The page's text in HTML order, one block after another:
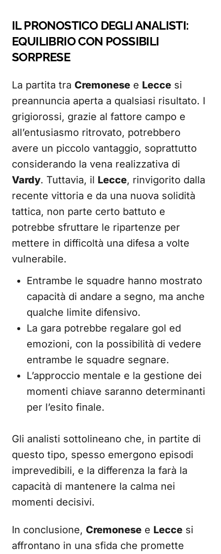
IL PRONOSTICO DEGLI ANALISTI:
EQUILIBRIO CON POSSIBILI
SORPRESE
La partita tra Cremonese e Lecce si
preannuncia aperta a qualsiasi risultato. I
grigiorossi, grazie al fattore campo e
all’entusiasmo ritrovato, potrebbero
avere un piccolo vantaggio, soprattutto
considerando la vena realizzativa di
Vardy. Tuttavia, il Lecce, rinvigorito dalla
recente vittoria e da una nuova solidità
tattica, non parte certo battuto e
potrebbe sfruttare le ripartenze per
mettere in difficoltà una difesa a volte
vulnerabile.
Entrambe le squadre hanno mostrato
capacità di andare a segno, ma anche
qualche limite difensivo.
La gara potrebbe regalare gol ed
emozioni, con la possibilità di vedere
entrambe le squadre segnare.
L’approccio mentale e la gestione dei
momenti chiave saranno determinanti
per l’esito finale.
Gli analisti sottolineano che, in partite di
questo tipo, spesso emergono episodi
imprevedibili, e la differenza la farà la
capacità di mantenere la calma nei
momenti decisivi.
In conclusione, Cremonese e Lecce si
affrontano in una sfida che promette